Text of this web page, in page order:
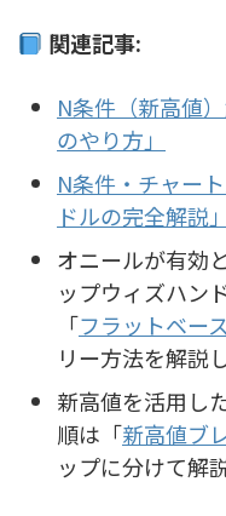
関連記事:
N条件（新高値
のやり方」
N条件・チャー
ドルの完全解説」
オニールが有効
ップウィズハン
「フラットベース
リー方法を解説
新高値を活用し
順は「新高値ブ
ップに分けて解